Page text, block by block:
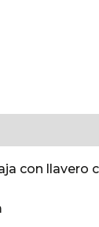
con llavero